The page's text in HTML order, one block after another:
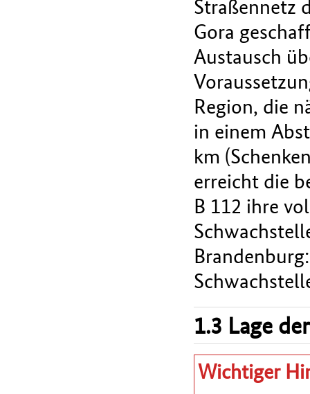
Straßennetz
Gora
Austausch
Region, die
in einem
km
erreicht die
B 112 ihre
1.3 Lage
Wichtiger